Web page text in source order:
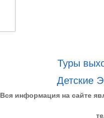
Туры
Детские
Вся информация на сайте